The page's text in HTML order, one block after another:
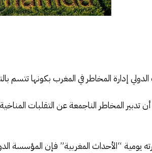
إدارة المخاطر في المغرب بكونها تتسم
أن تدبير المخاطر الناجمعة عن التقلبات
يومية “الأحداث المغربية” فإن المؤسسة